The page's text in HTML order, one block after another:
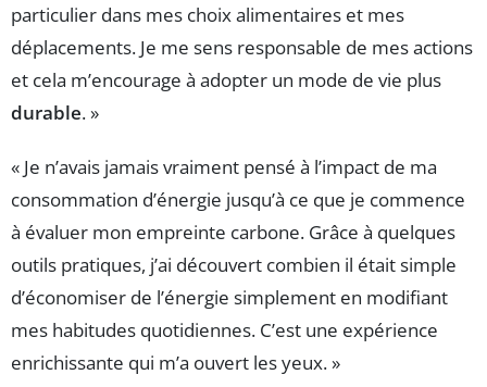
particulier dans mes choix alimentaires et mes
déplacements. Je me sens responsable de mes actions
et cela m’encourage à adopter un mode de vie plus
durable. »
« Je n’avais jamais vraiment pensé à l’impact de ma
consommation d’énergie jusqu’à ce que je commence
à évaluer mon empreinte carbone. Grâce à quelques
outils pratiques, j’ai découvert combien il était simple
d’économiser de l’énergie simplement en modifiant
mes habitudes quotidiennes. C’est une expérience
enrichissante qui m’a ouvert les yeux. »